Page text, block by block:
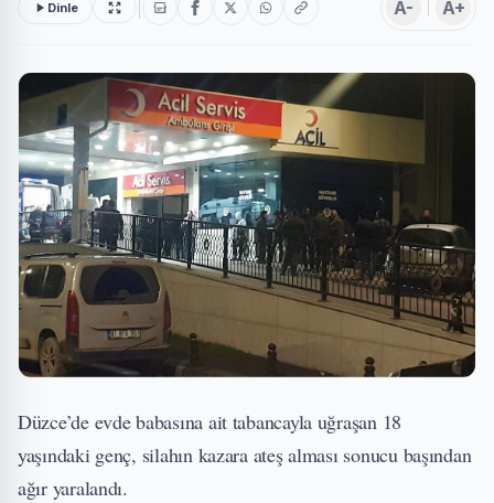
Dinle A- A+
Düzce’de evde babasına ait tabancayla uğraşan 18
yaşındaki genç, silahın kazara ateş alması sonucu başından
ağır yaralandı.